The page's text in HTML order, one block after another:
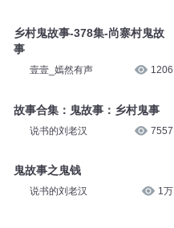
乡村鬼故事-378集-尚寨村鬼故
事
壹壹_嫣然有声 1206
故事合集：鬼故事：乡村鬼事
说书的刘老汉 7557
鬼故事之鬼钱
说书的刘老汉 1万